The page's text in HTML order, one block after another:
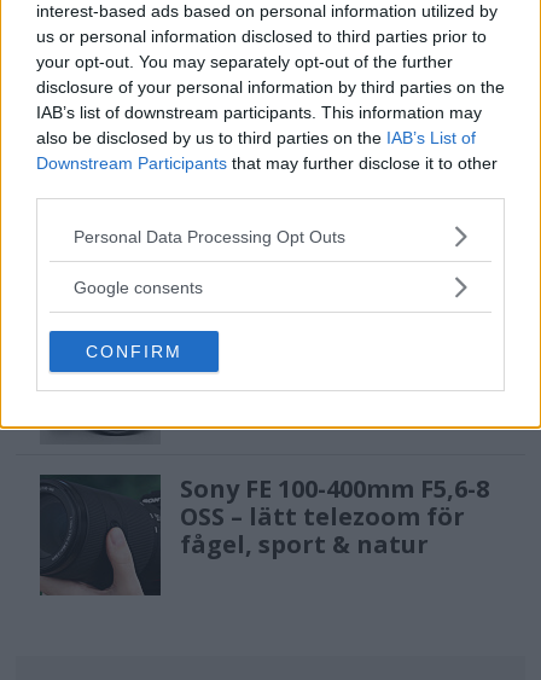
interest-based ads based on personal information utilized by
us or personal information disclosed to third parties prior to
your opt-out. You may separately opt-out of the further
disclosure of your personal information by third parties on the
IAB’s list of downstream participants. This information may
also be disclosed by us to third parties on the IAB’s List of
Downstream Participants that may further disclose it to other
Please note that this website/app uses one or more Google
not limited to your visit or usage behaviour. You may click to
use your data for below specified purposes in below Google
consent section.
Personal Data Processing Opt Outs
Google consents
CONFIRM
Sony lägger bud på
Tamron – kan vara värt
12 miljarder kronor
Sony RX10 V – ny
superzoom med 24–
600mm & AI-autofokus
Sony FE 100-400mm F5,6-8
OSS – lätt telezoom för
fågel, sport & natur